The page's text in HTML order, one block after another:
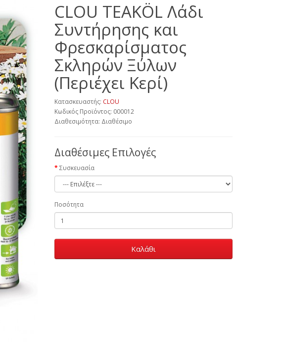
CLOU TEAKÖL Λάδι
Συντήρησης και
Φρεσκαρίσματος
Σκληρών Ξύλων
(Περιέχει Κερί)
Κατασκευαστής: CLOU
Κωδικός Προϊόντος: 000012
Διαθεσιμότητα: Διαθέσιμο
Διαθέσιμες Επιλογές
Συσκευασία
Ποσότητα
Καλάθι